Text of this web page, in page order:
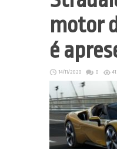
motor
é
14/11/2020 0